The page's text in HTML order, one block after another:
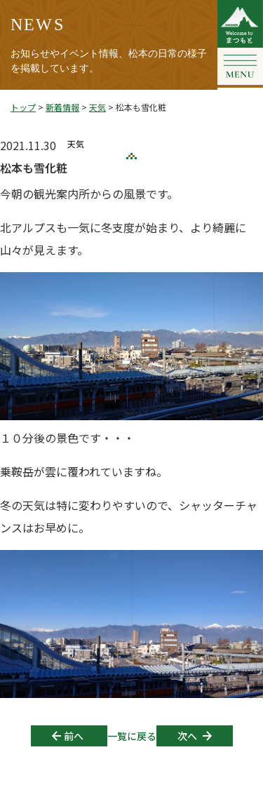
NEWS
お知らせやイベント情報、松本の日常の様子
を掲載しています。
トップ > 新着情報 > 天気 > 松本も雪化粧
2021.11.30 天気
松本も雪化粧
今朝の観光案内所からの風景です。
北アルプスも一気に冬支度が始まり、より綺麗に
山々が見えます。
１０分後の景色です・・・
乗鞍岳が雲に覆われていますね。
冬の天気は特に変わりやすいので、シャッターチャ
ンスはお早めに。
Post navigation
前へ 一覧に戻る 次へ